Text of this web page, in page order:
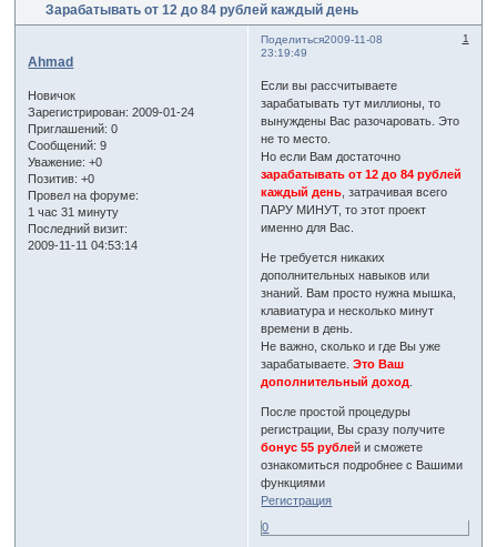
Зарабатывать от 12 до 84 рублей каждый день
Поделиться 1
2009-11-08
23:19:49
Ahmad
Новичок
Зарегистрирован: 2009-01-24
Приглашений: 0
Сообщений: 9
Уважение: +0
Позитив: +0
Провел на форуме:
1 час 31 минуту
Последний визит:
2009-11-11 04:53:14
Если вы расcчитываете
зарабатывать тут миллионы, то
вынуждены Вас разочаровать. Это
не то место.
Но если Вам достаточно
зарабатывать от 12 до 84 рублей
каждый день , затрачивая всего
ПАРУ МИНУТ, то этот проект
именно для Вас.
Не требуется никаких
дополнительных навыков или
знаний. Вам просто нужна мышка,
клавиатура и несколько минут
времени в день.
Не важно, сколько и где Вы уже
зарабатываете.Это Ваш
дополнительный доход
После простой процедуры
регистрации, Вы сразу получите
бонус 55 рублей и сможете
ознакомиться подробнее с Вашими
функциями
Регистрация
0